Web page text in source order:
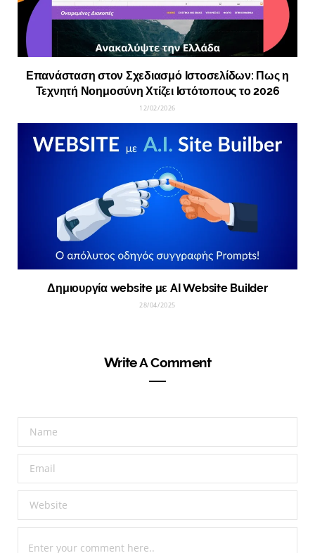
Επανάσταση στον Σχεδιασμό Ιστοσελίδων: Πως η
Τεχνητή Νοημοσύνη Χτίζει Ιστότοπους το 2026
12/02/2026
Δημιουργία website με AI Website Builder
28/04/2025
Write A Comment